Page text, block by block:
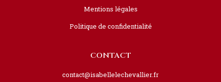
Mentions légales
Politique de confidentialité
CONTACT
contact@isabellelechevallier.fr